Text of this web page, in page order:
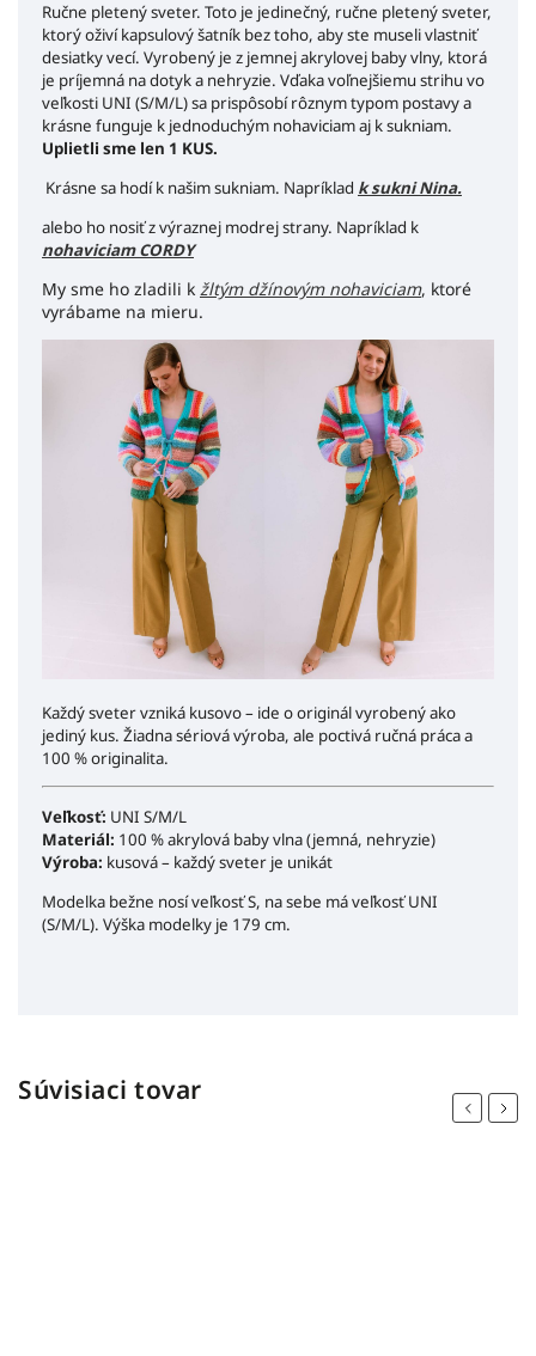
Ručne pletený sveter. Toto je jedinečný, ručne pletený sveter,
ktorý oživí kapsulový šatník bez toho, aby ste museli vlastniť
desiatky vecí. Vyrobený je z jemnej akrylovej baby vlny, ktorá
je príjemná na dotyk a nehryzie. Vďaka voľnejšiemu strihu vo
veľkosti UNI (S/M/L) sa prispôsobí rôznym typom postavy a
krásne funguje k jednoduchým nohaviciam aj k sukniam.
Uplietli sme len 1 KUS.
Krásne sa hodí k našim sukniam. Napríklad k sukni Nina.
alebo ho nosiť z výraznej modrej strany. Napríklad k
nohaviciam CORDY
My sme ho zladili k žltým džínovým nohaviciam, ktoré
vyrábame na mieru.
Každý sveter vzniká kusovo – ide o originál vyrobený ako
jediný kus. Žiadna sériová výroba, ale poctivá ručná práca a
100 % originalita.
Veľkosť: UNI S/M/L
Materiál: 100 % akrylová baby vlna (jemná, nehryzie)
Výroba: kusová – každý sveter je unikát
Modelka bežne nosí veľkosť S, na sebe má veľkosť UNI
(S/M/L). Výška modelky je 179 cm.
Súvisiaci tovar
Previous
Next